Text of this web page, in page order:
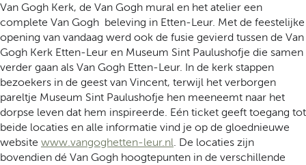
Van Gogh Kerk, de Van Gogh mural en het atelier een
complete Van Gogh beleving in Etten-Leur. Met de feestelijke
opening van vandaag werd ook de fusie gevierd tussen de Van
Gogh Kerk Etten-Leur en Museum Sint Paulushofje die samen
verder gaan als Van Gogh Etten-Leur. In de kerk stappen
bezoekers in de geest van Vincent, terwijl het verborgen
pareltje Museum Sint Paulushofje hen meeneemt naar het
dorpse leven dat hem inspireerde. Eén ticket geeft toegang tot
beide locaties en alle informatie vind je op de gloednieuwe
website www.vangoghetten-leur.nl. De locaties zijn
bovendien dé Van Gogh hoogtepunten in de verschillende